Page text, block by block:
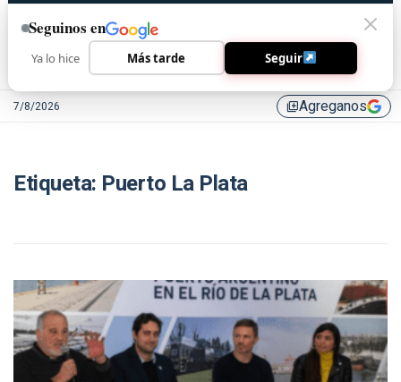
7/8/2026 library_addAgreganos
Etiqueta: Puerto La Plata
Seguinos en
Ya lo hice Más tarde Seguir